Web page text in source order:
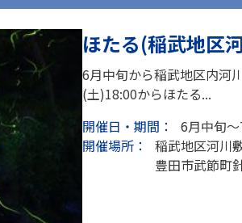
ほたる(稲武地区
6月中旬から稲武地区内河
(土)18:00からほたる...
開催日・期間：
6月中旬
開催場所：
稲武地区河川
豊田市武節町